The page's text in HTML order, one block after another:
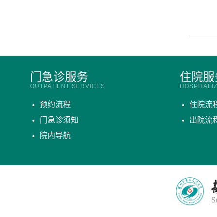
门急诊服务
OUTPATIENT SERVICES
预约流程
门急诊须知
院内导航
住院
住院流
出院流